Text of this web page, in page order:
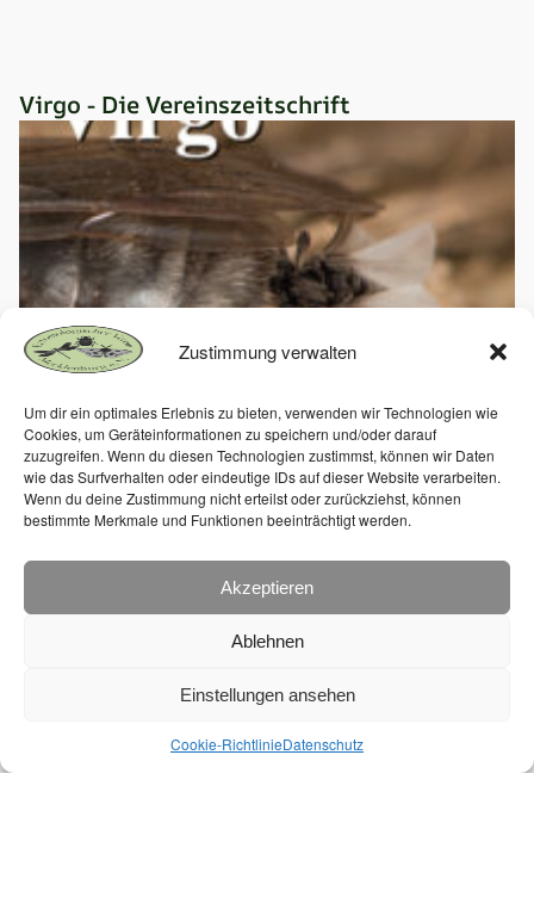
Zustimmung verwalten
Um dir ein optimales Erlebnis zu bieten, verwenden wir Technologien wie
Cookies, um Geräteinformationen zu speichern und/oder darauf
zuzugreifen. Wenn du diesen Technologien zustimmst, können wir Daten
wie das Surfverhalten oder eindeutige IDs auf dieser Website verarbeiten.
Wenn du deine Zustimmung nicht erteilst oder zurückziehst, können
bestimmte Merkmale und Funktionen beeinträchtigt werden.
Akzeptieren
Ablehnen
Einstellungen ansehen
Cookie-RichtlinieDatenschutz
Virgo - Die Vereinszeitschrift